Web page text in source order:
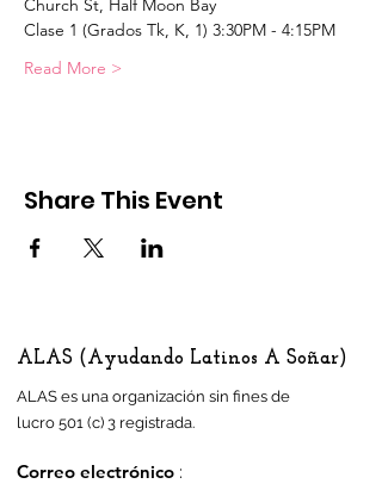
Church St, Half Moon Bay
Clase 1 (Grados Tk, K, 1) 3:30PM - 4:15PM
Read More >
Share This Event
ALAS (Ayudando Latinos A Soñar)
ALAS es una organización sin fines de
lucro 501 (c) 3 registrada.
Correo electrónico :